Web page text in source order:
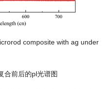
composite with ag under
合前后的pl光谱图